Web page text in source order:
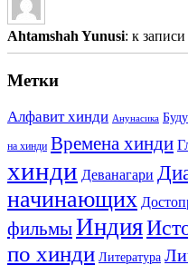
Ahtamshah Yunusi: к
Метки
Алфавит хинди Анунасика
на хинди Времена хинди
хинди Деванагари
начинающих
фильмыИндия
по хинди Литература